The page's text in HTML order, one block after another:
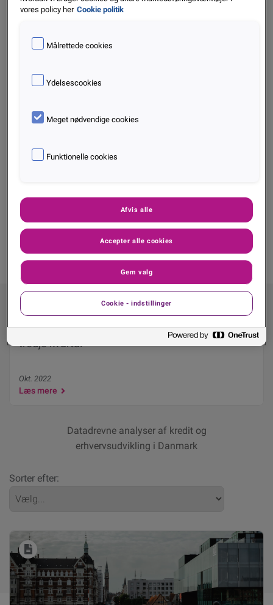
oktober
Nov. 2022
Læs mere
Færre danskere kaster sig ud i iværksætteri i
tredje kvartal
Okt. 2022
Læs mere
Datadrevne analyser af kredit og
erhvervsudvikling i Danmark
Sorter efter:
vores policy her Cookie politik
Målrettede cookies
Ydelsescookies
Meget nødvendige cookies
Funktionelle cookies
Afvis alle
Accepter alle cookies
Gem valg
Cookie - indstillinger